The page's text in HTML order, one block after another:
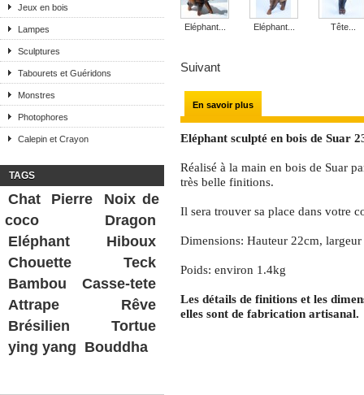
Jeux en bois
Lampes
Sculptures
Tabourets et Guéridons
Monstres
Photophores
Calepin et Crayon
TAGS
Chat Pierre
Noix de
coco
Dragon
Eléphant
Hiboux
Chouette
Teck
Bambou
Casse-tete
Attrape Rêve
Brésilien
Tortue
ying yang Bouddha
Eléphant... Eléphant... Tête...
Suivant
En savoir plus
Eléphant sculpté en bois de Suar
Réalisé à la main en bois de Suar
très belle finitions.
Il sera trouver sa place dans votre
Dimensions: Hauteur 22cm,
Poids: environ 1.4kg
Les détails de finitions et les
elles sont de fabrication artisanal.